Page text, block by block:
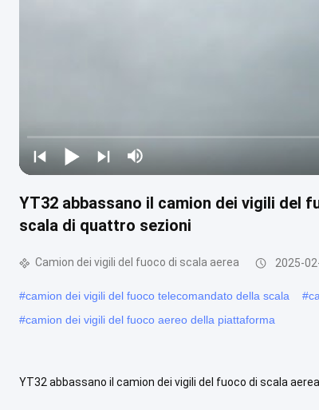
YT32 abbassano il camion dei vigili del
scala di quattro sezioni
Camion dei vigili del fuoco di scala aerea 2025-
#camion dei vigili del fuoco telecomandato della scala #
#camion dei vigili del fuoco aereo della piattaforma
YT32 abbassano il camion dei vigili del fuoco di scala